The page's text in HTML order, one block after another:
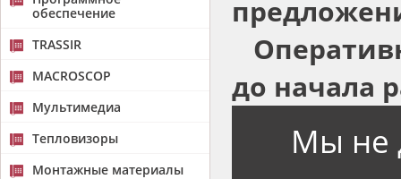
обеспечение
TRASSIR
MACROSCOP
Мультимедиа
Тепловизоры
Монтажные материалы
до начала
Мы не